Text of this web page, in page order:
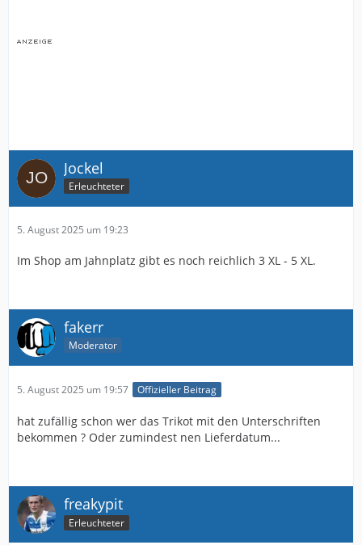
Jockel
Erleuchteter
5. August 2025 um 19:23
Im Shop am Jahnplatz gibt es noch reichlich 3 XL - 5 XL.
fakerr
Moderator
5. August 2025 um 19:57 Offizieller Beitrag
hat zufällig schon wer das Trikot mit den Unterschriften
bekommen ? Oder zumindest nen Lieferdatum...
freakypit
Erleuchteter